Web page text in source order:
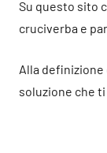
Su questo sito
cruciverba e
Alla definizione
soluzione che